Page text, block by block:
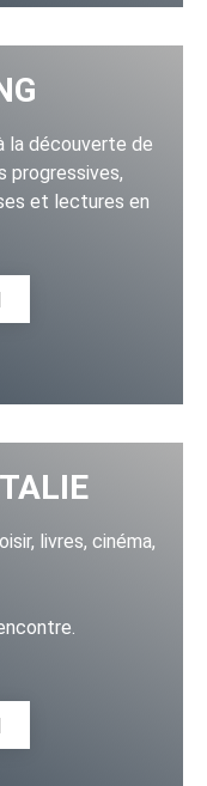
la découverte de
progressives,
et lectures en
livres, cinéma,